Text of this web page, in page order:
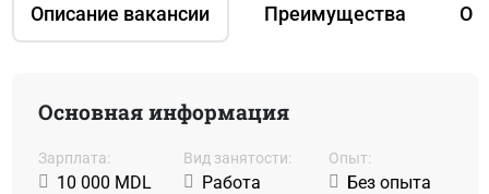
Описание вакансии Преимущества О
Основная информация
Зарплата:
10 000 MDL
Вид занятости:
Работа
Oпыт:
Без опыта